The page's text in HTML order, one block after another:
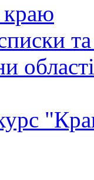
краю
області